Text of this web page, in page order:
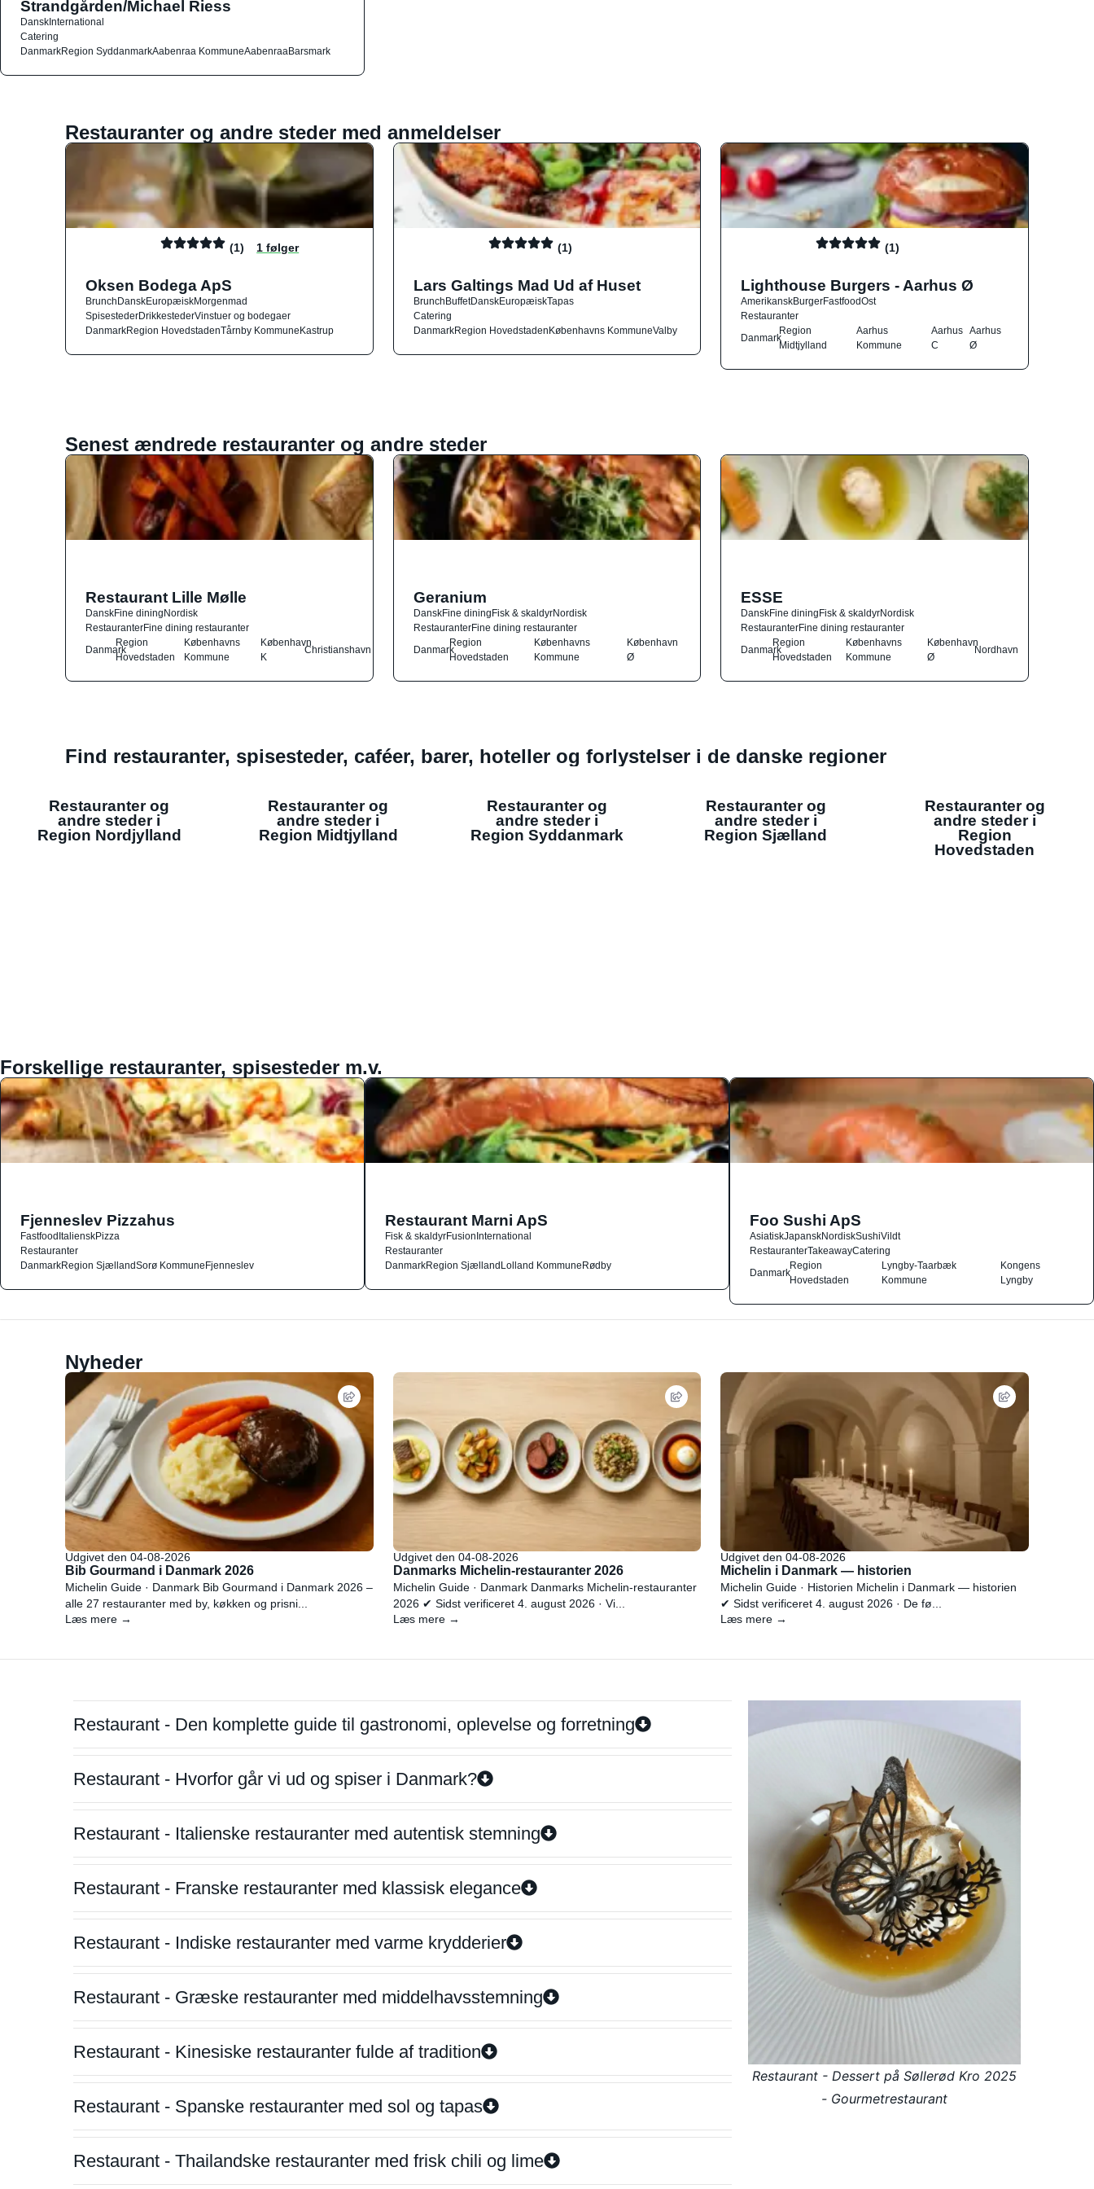
Strandgården/Michael Riess
DanskInternational
Catering
DanmarkRegion SyddanmarkAabenraa KommuneAabenraaBarsmark
Restauranter og andre steder med anmeldelser
(1) 1 følger
Oksen Bodega ApS
BrunchDanskEuropæiskMorgenmad
SpisestederDrikkestederVinstuer og bodegaer
DanmarkRegion HovedstadenTårnby KommuneKastrup
(1)
Lars Galtings Mad Ud af Huset
BrunchBuffetDanskEuropæiskTapas
Catering
DanmarkRegion HovedstadenKøbenhavns KommuneValby
(1)
Lighthouse Burgers - Aarhus Ø
AmerikanskBurgerFastfoodOst
Restauranter
Danmark
Region
Midtjylland
Aarhus
Kommune
Aarhus
C
Aarhus
Ø
Senest ændrede restauranter og andre steder
Restaurant Lille Mølle
DanskFine diningNordisk
RestauranterFine dining restauranter
Danmark
Region
Hovedstaden
Københavns
Kommune
København
K
Christianshavn
Geranium
DanskFine diningFisk & skaldyrNordisk
RestauranterFine dining restauranter
Danmark
Region
Hovedstaden
Københavns
Kommune
København
Ø
ESSE
DanskFine diningFisk & skaldyrNordisk
RestauranterFine dining restauranter
Danmark
Region
Hovedstaden
Københavns
Kommune
København
Ø
Nordhavn
Find restauranter, spisesteder, caféer, barer, hoteller og forlystelser i de danske regioner
Restauranter og
andre steder i
Region Nordjylland
Restauranter og
andre steder i
Region Midtjylland
Restauranter og
andre steder i
Region Syddanmark
Restauranter og
andre steder i
Region Sjælland
Restauranter og
andre steder i
Region
Hovedstaden
Forskellige restauranter, spisesteder m.v.
Fjenneslev Pizzahus
FastfoodItalienskPizza
Restauranter
DanmarkRegion SjællandSorø KommuneFjenneslev
Restaurant Marni ApS
Fisk & skaldyrFusionInternational
Restauranter
DanmarkRegion SjællandLolland KommuneRødby
Foo Sushi ApS
AsiatiskJapanskNordiskSushiVildt
RestauranterTakeawayCatering
Danmark
Region
Hovedstaden
Lyngby-Taarbæk
Kommune
Kongens
Lyngby
Nyheder
Udgivet den 04-08-2026
Bib Gourmand i Danmark 2026
Michelin Guide · Danmark Bib Gourmand i Danmark 2026 –
alle 27 restauranter med by, køkken og prisni...
Læs mere →
Udgivet den 04-08-2026
Danmarks Michelin-restauranter 2026
Michelin Guide · Danmark Danmarks Michelin-restauranter
2026 ✔ Sidst verificeret 4. august 2026 · Vi...
Læs mere →
Udgivet den 04-08-2026
Michelin i Danmark — historien
Michelin Guide · Historien Michelin i Danmark — historien
✔ Sidst verificeret 4. august 2026 · De fø...
Læs mere →
Restaurant - Den komplette guide til gastronomi, oplevelse og forretning
Restaurant - Hvorfor går vi ud og spiser i Danmark?
Restaurant - Italienske restauranter med autentisk stemning
Restaurant - Franske restauranter med klassisk elegance
Restaurant - Indiske restauranter med varme krydderier
Restaurant - Græske restauranter med middelhavsstemning
Restaurant - Kinesiske restauranter fulde af tradition
Restaurant - Spanske restauranter med sol og tapas
Restaurant - Thailandske restauranter med frisk chili og lime
Restaurant - Dessert på Søllerød Kro 2025
- Gourmetrestaurant